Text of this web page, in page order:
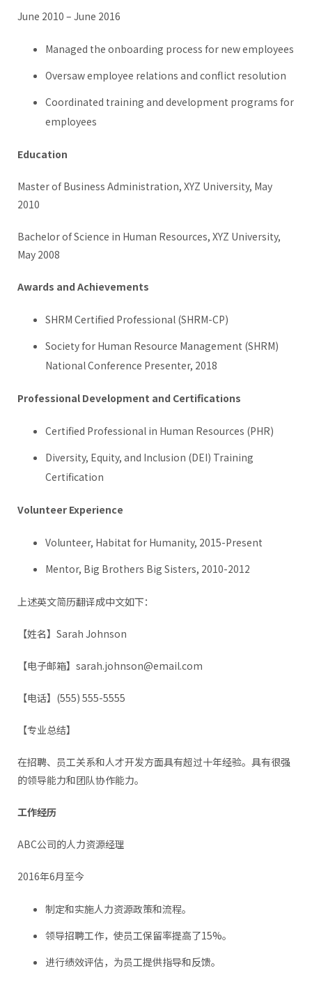
June 2010 – June 2016
Managed the onboarding process for new employees
Oversaw employee relations and conflict resolution
Coordinated training and development programs for
employees
Education
Master of Business Administration, XYZ University, May
2010
Bachelor of Science in Human Resources, XYZ University,
May 2008
Awards and Achievements
SHRM Certified Professional (SHRM-CP)
Society for Human Resource Management (SHRM)
National Conference Presenter, 2018
Professional Development and Certifications
Certified Professional in Human Resources (PHR)
Diversity, Equity, and Inclusion (DEI) Training
Certification
Volunteer Experience
Volunteer, Habitat for Humanity, 2015-Present
Mentor, Big Brothers Big Sisters, 2010-2012
上述英文简历翻译成中文如下：
【姓名】Sarah Johnson
【电子邮箱】sarah.johnson@email.com
【电话】(555) 555-5555
【专业总结】
在招聘、员工关系和人才开发方面具有超过十年经验。具有很强
的领导能力和团队协作能力。
工作经历
ABC公司的人力资源经理
2016年6月至今
制定和实施人力资源政策和流程。
领导招聘工作，使员工保留率提高了15%。
进行绩效评估，为员工提供指导和反馈。